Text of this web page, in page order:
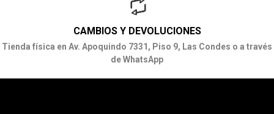
CAMBIOS Y DEVOLUCIONES
Tienda física en Av. Apoquindo 7331, Piso 9, Las Condes o a través
de WhatsApp